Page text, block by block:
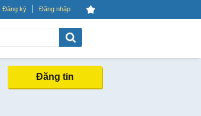
Đăng ký Đăng nhập
Đăng tin